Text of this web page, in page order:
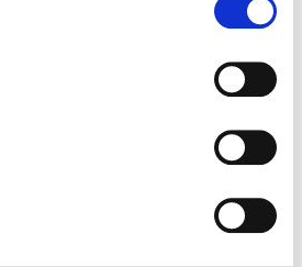
DOUBLE HEAD